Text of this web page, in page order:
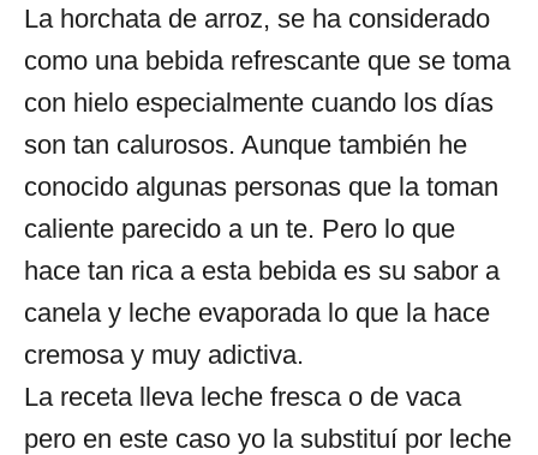
La horchata de arroz, se ha considerado
como una bebida refrescante que se toma
con hielo especialmente cuando los días
son tan calurosos. Aunque también he
conocido algunas personas que la toman
caliente parecido a un te. Pero lo que
hace tan rica a esta bebida es su sabor a
canela y leche evaporada lo que la hace
cremosa y muy adictiva.
La receta lleva leche fresca o de vaca
pero en este caso yo la substituí por leche